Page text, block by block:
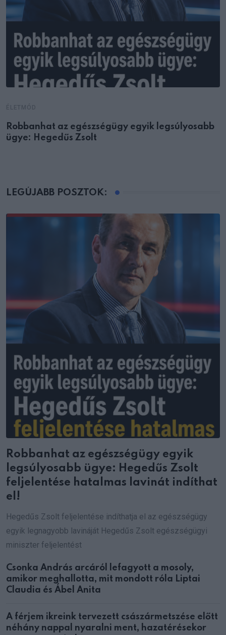
Robbanhat az egészségügy egyik legsúlyosabb
ügye: Hegedűs Zsolt
LEGÚJABB POSZTOK:
Robbanhat az egészségügy egyik
legsúlyosabb ügye: Hegedűs Zsolt
feljelentése hatalmas lavinát indíthat
el!
Hegedűs Zsolt feljelentése indíthatja el az egészségügy
egyik legnagyobb lavináját Hegedűs Zsolt egészségügyi
miniszter feljelentést
Csonka András arcáról lefagyott a mosoly,
amikor meghallotta, mit mondott róla Liptai
Claudia és Ábel Anita
A férjem ikreink tervezett császármetszése előtt
néhány nappal nyaralni ment, hazatérésekor